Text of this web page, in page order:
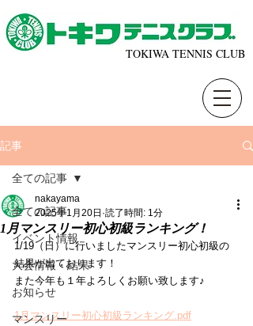
TOKIWA TENNIS CLUB
記事
全ての記事
イベント情報
大会情報・結果
お知らせ
マンスリー
全ての記事
1月マンスリー初心初級ランキング！
nakayama
2025年1月20日 読了時間: 1分
1/19（日）に行いましたマンスリー初心初級の
結果が出ております！
また今年も１年よろしくお願い致します♪
1月マンスリー初心初級ランキング.pdf